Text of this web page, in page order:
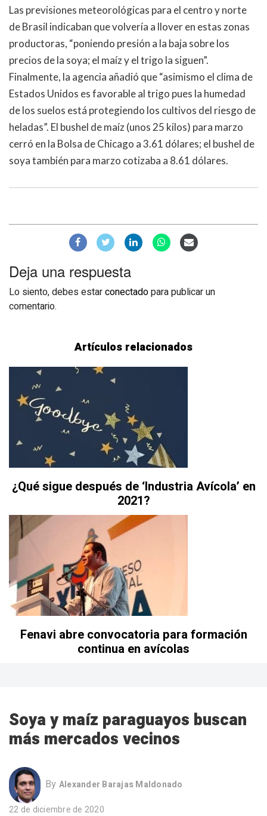
Las previsiones meteorológicas para el centro y norte
de Brasil indicaban que volvería a llover en estas zonas
productoras, “poniendo presión a la baja sobre los
precios de la soya; el maíz y el trigo la siguen”.
Finalmente, la agencia añadió que “asimismo el clima de
Estados Unidos es favorable al trigo pues la humedad
de los suelos está protegiendo los cultivos del riesgo de
heladas”. El bushel de maíz (unos 25 kilos) para marzo
cerró en la Bolsa de Chicago a 3.61 dólares; el bushel de
soya también para marzo cotizaba a 8.61 dólares.
Deja una respuesta
Lo siento, debes estarconectadopara publicar un
comentario.
Artículos relacionados
¿Qué sigue después de ‘Industria Avícola’ en
2021?
Fenavi abre convocatoria para formación
continua en avícolas
Soya y maíz paraguayos buscan
más mercados vecinos
By Alexander Barajas Maldonado
22 de diciembre de 2020